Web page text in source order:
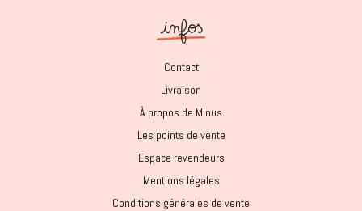
Contact
Livraison
À propos de Minus
Les points de vente
Espace revendeurs
Mentions légales
Conditions générales de vente